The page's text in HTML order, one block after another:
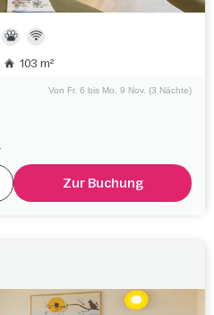
103 m²
Von Fr. 6 bis Mo. 9 Nov. (3 Nächte)
Zur Buchung